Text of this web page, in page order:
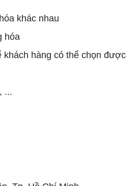
khác nhau
hóa
khách hàng có thể chọn được
...